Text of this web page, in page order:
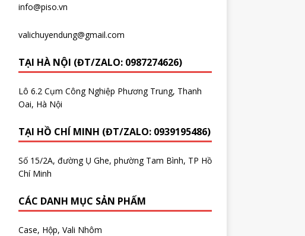
info@piso.vn
valichuyendung@gmail.com
TẠI HÀ NỘI (ĐT/ZALO: 0987274626)
Lô 6.2 Cụm Công Nghiệp Phương Trung, Thanh
Oai, Hà Nội
TẠI HỒ CHÍ MINH (ĐT/ZALO: 0939195486)
Số 15/2A, đường Ụ Ghe, phường Tam Bình, TP Hồ
Chí Minh
CÁC DANH MỤC SẢN PHẨM
Case, Hộp, Vali Nhôm